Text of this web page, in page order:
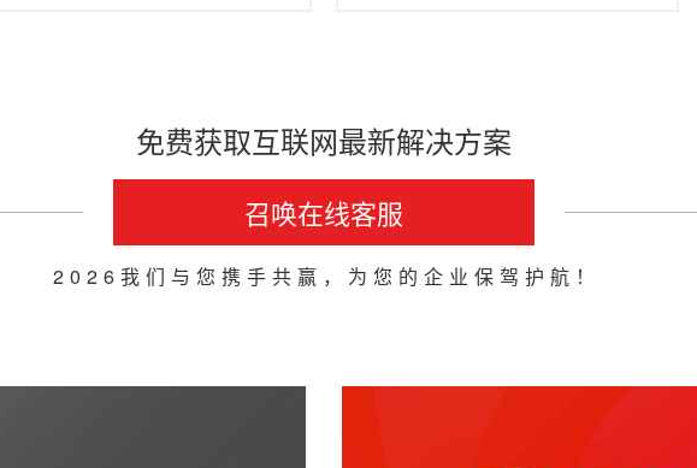
免费获取互联网最新解决方案
召唤在线客服
2026我们与您携手共赢，为您的企业保驾护航！